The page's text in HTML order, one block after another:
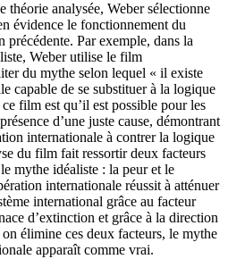
théorie analysée, Weber sélectionne
évidence le fonctionnement du
précédente. Par exemple, dans la
Weber utilise le film
du mythe selon lequel « il existe
capable de se substituer à la logique
film est qu’il est possible pour les
d’une juste cause, démontrant
internationale à contrer la logique
du film fait ressortir deux facteurs
mythe idéaliste : la peur et le
internationale réussit à atténuer
international grâce au facteur
d’extinction et grâce à la direction
élimine ces deux facteurs, le mythe
apparaît comme vrai.